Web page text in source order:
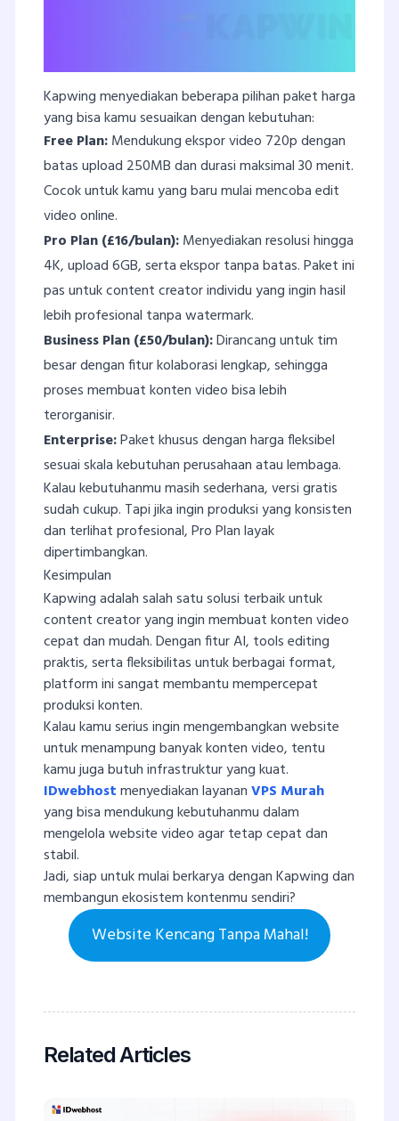
Kapwing menyediakan beberapa pilihan paket harga
yang bisa kamu sesuaikan dengan kebutuhan:
Free Plan:Mendukung ekspor video 720p dengan
batas upload 250MB dan durasi maksimal 30 menit.
Cocok untuk kamu yang baru mulai mencoba edit
video online.
Pro Plan (£16/bulan):Menyediakan resolusi hingga
4K, upload 6GB, serta ekspor tanpa batas. Paket ini
pas untuk content creator individu yang ingin hasil
lebih profesional tanpa watermark.
Business Plan (£50/bulan):Dirancang untuk tim
besar dengan fitur kolaborasi lengkap, sehingga
proses membuat konten video bisa lebih
terorganisir.
Enterprise:Paket khusus dengan harga fleksibel
sesuai skala kebutuhan perusahaan atau lembaga.
Kalau kebutuhanmu masih sederhana, versi gratis
sudah cukup. Tapi jika ingin produksi yang konsisten
dan terlihat profesional, Pro Plan layak
dipertimbangkan.
Kesimpulan
Kapwing adalah salah satu solusi terbaik untuk
content creator yang ingin membuat konten video
cepat dan mudah. Dengan fitur AI, tools editing
praktis, serta fleksibilitas untuk berbagai format,
platform ini sangat membantu mempercepat
produksi konten.
Kalau kamu serius ingin mengembangkan website
untuk menampung banyak konten video, tentu
kamu juga butuh infrastruktur yang kuat.
IDwebhostmenyediakan layananVPS Murah
yang bisa mendukung kebutuhanmu dalam
mengelola website video agar tetap cepat dan
stabil.
Jadi, siap untuk mulai berkarya dengan Kapwing dan
membangun ekosistem kontenmu sendiri?
Website Kencang Tanpa Mahal!
Related Articles